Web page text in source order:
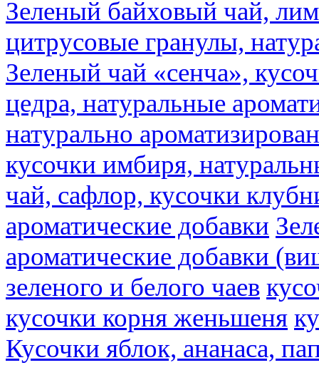
Зеленый байховый чай,
цитрусовые гранулы,
Зеленый чай «сенча»,
цедра, натуральные
натурально
кусочки имбиря,
чай, сафлор, кусочки
ароматические добавки
ароматические добавки
зеленого и белого чаев
кусочки корня женьшеня
Кусочки яблок, ананаса,